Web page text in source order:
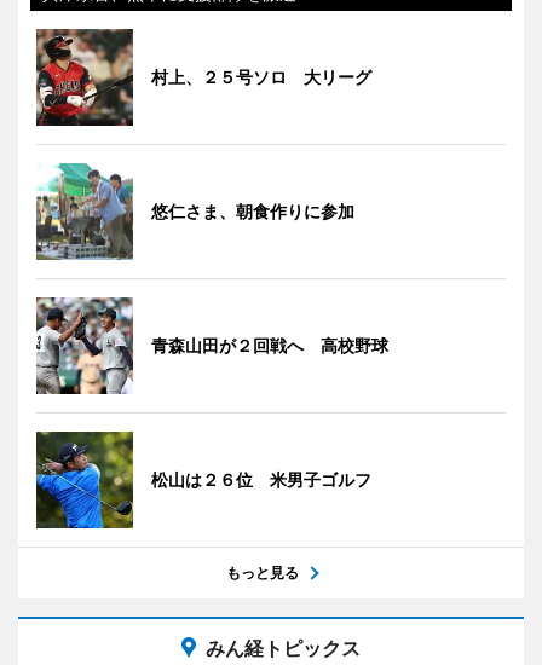
村上、２５号ソロ 大リーグ
悠仁さま、朝食作りに参加
青森山田が２回戦へ 高校野球
松山は２６位 米男子ゴルフ
もっと見る
みん経トピックス